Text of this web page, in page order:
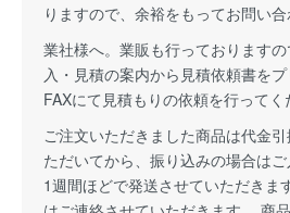
りますので、余裕をもってお問い合
業社様へ。業販も行っております
入・見積の案内から見積依頼書を
FAXにて見積もりの依頼を行ってく
ご注文いただきました商品は代金
ただいてから、振り込みの場合は
1週間ほどで発送させていただきま